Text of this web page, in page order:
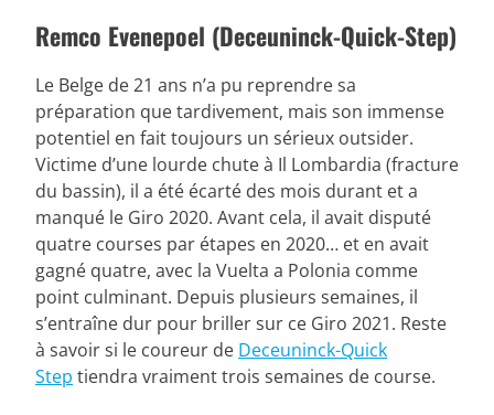
Remco Evenepoel (Deceuninck-Quick-Step)
Le Belge de 21 ans n’a pu reprendre sa
préparation que tardivement, mais son immense
potentiel en fait toujours un sérieux outsider.
Victime d’une lourde chute à Il Lombardia (fracture
du bassin), il a été écarté des mois durant et a
manqué le Giro 2020. Avant cela, il avait disputé
quatre courses par étapes en 2020… et en avait
gagné quatre, avec la Vuelta a Polonia comme
point culminant. Depuis plusieurs semaines, il
s’entraîne dur pour briller sur ce Giro 2021. Reste
à savoir si le coureur de Deceuninck-Quick
Step tiendra vraiment trois semaines de course.